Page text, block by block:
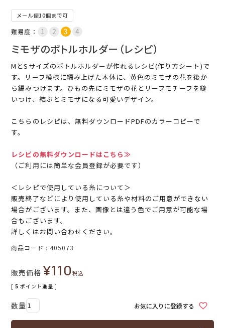
メール便10個まで可
難易度：
ミモザのボトルホルダー（レシピ）
MとSサイズのボトルホルダーが作れるレシピ(作り方シート)で
す。リーフ模様に編み上げた本体に、黄色のミモザの花を後か
ら編みつけます。ひもの先にミモザの花とリーフモチーフを縫
いつけ、結ぶとミモザになる可愛いデザイン。
こちらのレシピは、無料ダウンロードPDFのカラーコピーで
す。
レシピの無料ダウンロードはこちら≫
（ご利用には簡単な会員登録が必要です）
＜レシピで使用している糸について＞
販売終了などにより使用している糸や材料のご用意ができない
場合がございます。また、画像とは違う色でご用意が可能な場
合もございます。
詳しくはお問い合わせください。
商品コード 405073
販売価格 ¥110税込
[ 5 ポイント進呈 ]
お気に入りに登録する